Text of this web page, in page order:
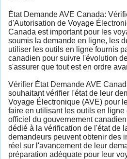
État Demande AVE Canada:
d'Autorisation de Voyage
Canada est important pour les
soumis la demande en ligne, les
utiliser les outils en ligne fournis
canadien pour suivre l'évolution
s'assurer que tout est en ordre
Vérifier État Demande AVE
souhaitant vérifier l'état de leur
Voyage Électronique (AVE) pour
faire en utilisant les outils en
officiel du gouvernement
dédié à la vérification de l'état de
demandeurs peuvent obtenir des
réel sur l'avancement de leur
préparation adéquate pour leur